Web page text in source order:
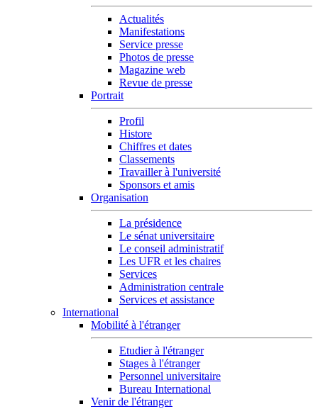
Actualités
Manifestations
Service presse
Photos de presse
Magazine web
Revue de presse
Portrait
Profil
Histore
Chiffres et dates
Classements
Travailler à l'université
Sponsors et amis
Organisation
La présidence
Le sénat universitaire
Le conseil administratif
Les UFR et les chaires
Services
Administration centrale
Services et assistance
International
Mobilité à l'étranger
Etudier à l'étranger
Stages à l'étranger
Personnel universitaire
Bureau International
Venir de l'étranger